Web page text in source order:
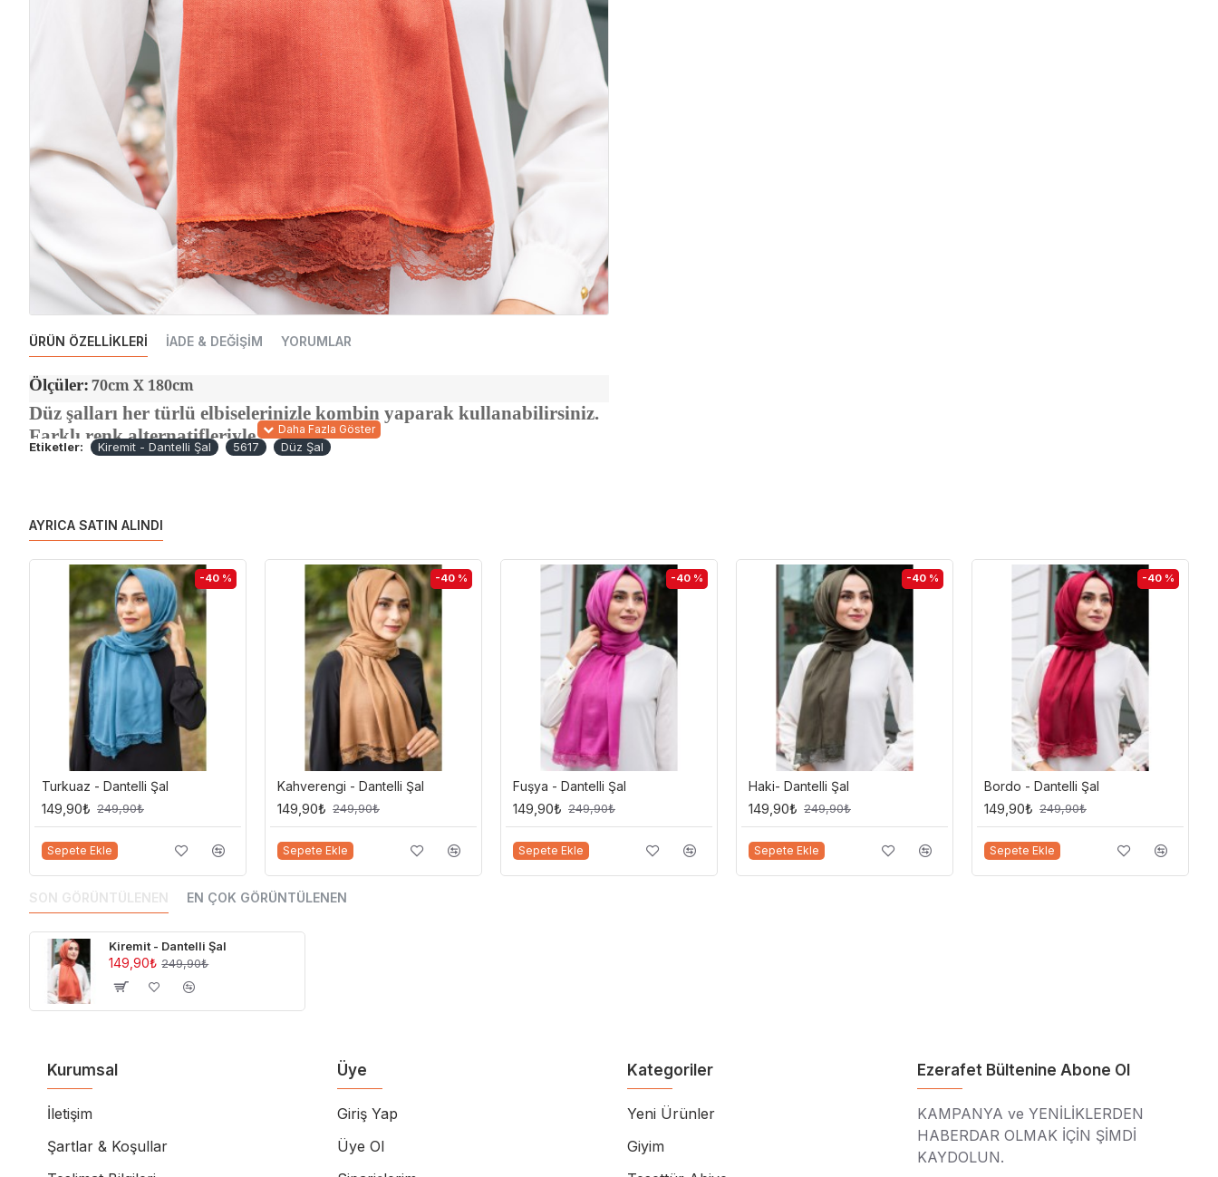
ÜRÜN ÖZELLIKLERI İADE & DEĞIŞIM YORUMLAR
Ölçüler:70cm X 180cm
Düz şalları her türlü elbiselerinizle kombin yaparak kullanabilirsiniz.
Farklı renk alternatifleriyle bulabilirsiniz.
Etiketler: Kiremit - Dantelli Şal 5617 Düz Şal
AYRICA SATIN ALINDI
-40 %
Turkuaz - Dantelli Şal
149,90₺ 249,90₺
Sepete Ekle
-40 %
Kahverengi - Dantelli Şal
149,90₺ 249,90₺
Sepete Ekle
-40 %
Fuşya - Dantelli Şal
149,90₺ 249,90₺
Sepete Ekle
-40 %
Haki- Dantelli Şal
149,90₺ 249,90₺
Sepete Ekle
-40 %
Bordo - Dantelli Şal
149,90₺ 249,90₺
Sepete Ekle
SON GÖRÜNTÜLENEN EN ÇOK GÖRÜNTÜLENEN
Kiremit - Dantelli Şal
149,90₺ 249,90₺
Kurumsal
İletişim
Şartlar & Koşullar
Üye
Giriş Yap
Üye Ol
Kategoriler
Yeni Ürünler
Giyim
Ezerafet Bültenine Abone Ol
KAMPANYA ve YENİLİKLERDEN
HABERDAR OLMAK İÇİN ŞİMDİ
KAYDOLUN.